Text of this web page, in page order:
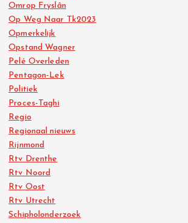
Omrop Fryslân
Op Weg Naar Tk2023
Opmerkelijk
Opstand Wagner
Pelé Overleden
Pentagon-Lek
Politiek
Proces-Taghi
Regio
Regionaal nieuws
Rijnmond
Rtv Drenthe
Rtv Noord
Rtv Oost
Rtv Utrecht
Schipholonderzoek